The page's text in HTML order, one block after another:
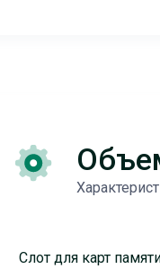
Слот для карт